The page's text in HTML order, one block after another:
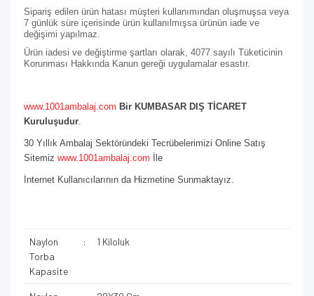
Sipariş edilen ürün hatası müşteri kullanımından oluşmuşsa veya
7 günlük süre içerisinde ürün kullanılmışsa ürünün iade ve
değişimi yapılmaz.
Ürün iadesi ve değiştirme şartları olarak, 4077 sayılı Tüketicinin
Korunması Hakkında Kanun gereği uygulamalar esastır.
www.1001ambalaj.com Bir KUMBASAR DIŞ TİCARET
Kuruluşudur.
30 Yıllık Ambalaj Sektöründeki Tecrübelerimizi Online Satış
Sitemiz www.1001ambalaj.com İle
İnternet Kullanıcılarının da Hizmetine Sunmaktayız.
Naylon
Torba
Kapasite
: 1 Kiloluk